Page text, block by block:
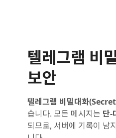
텔레그램 비
보안
텔레그램 비밀대화
습니다. 모든 메시지는 단-
되므로, 서버에 기록이 남